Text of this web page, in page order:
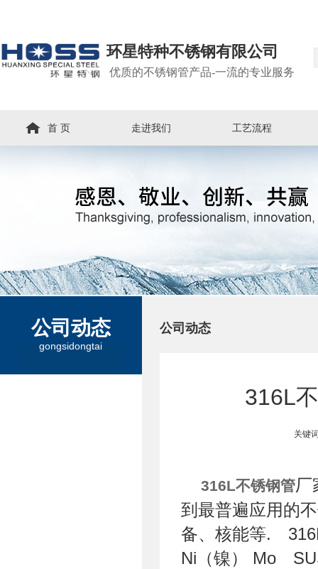
环星特种不锈钢有限公司
优质的不锈钢管产品-一流的专业服务
首 页 走进我们 工艺流程
公司动态
gongsidongtai
公司动态
316L
关键
316L不锈钢管厂
到最普遍应用的
备、核能等.
Ni（镍） Mo